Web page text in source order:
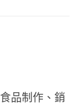
品制作、銷